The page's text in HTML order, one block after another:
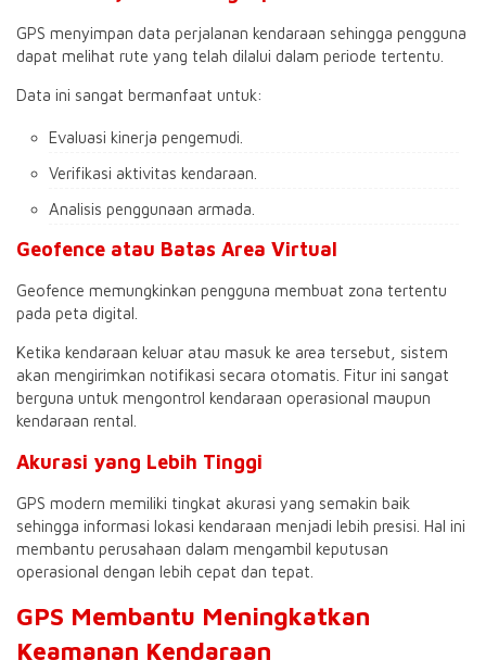
GPS menyimpan data perjalanan kendaraan sehingga pengguna
dapat melihat rute yang telah dilalui dalam periode tertentu.
Data ini sangat bermanfaat untuk:
Evaluasi kinerja pengemudi.
Verifikasi aktivitas kendaraan.
Analisis penggunaan armada.
Geofence atau Batas Area Virtual
Geofence memungkinkan pengguna membuat zona tertentu
pada peta digital.
Ketika kendaraan keluar atau masuk ke area tersebut, sistem
akan mengirimkan notifikasi secara otomatis. Fitur ini sangat
berguna untuk mengontrol kendaraan operasional maupun
kendaraan rental.
Akurasi yang Lebih Tinggi
GPS modern memiliki tingkat akurasi yang semakin baik
sehingga informasi lokasi kendaraan menjadi lebih presisi. Hal ini
membantu perusahaan dalam mengambil keputusan
operasional dengan lebih cepat dan tepat.
GPS Membantu Meningkatkan
Keamanan Kendaraan